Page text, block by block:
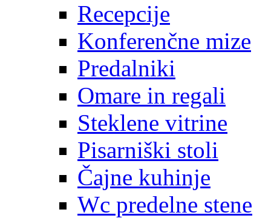
Recepcije
Konferenčne mize
Predalniki
Omare in regali
Steklene vitrine
Pisarniški stoli
Čajne kuhinje
Wc predelne stene